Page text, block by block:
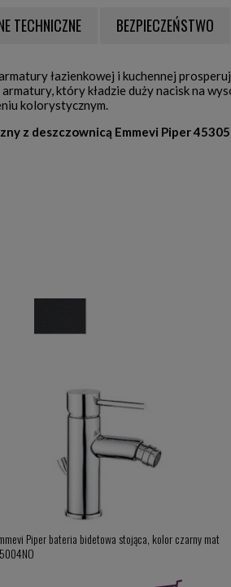
EWENTUALNYCH KOSZTÓW
TECHNICZNE BEZPIECZEŃSTWO
łazienkowej i kuchennej
który kładzie duży nacisk na
kolorystycznym.
z deszczownicą Emmevi Piper
Piper bateria bidetowa stojąca, kolor czarny mat